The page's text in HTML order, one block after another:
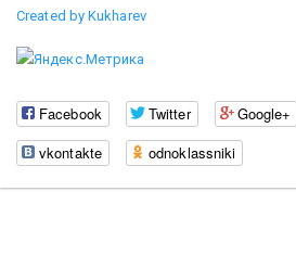
Created by Kukharev
Facebook Twitter Google+
vkontakte
odnoklassniki